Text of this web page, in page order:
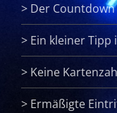
> Der
> Ein kleiner Tipp
> Keine
> Ermäßigte